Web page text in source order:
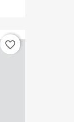
favorite_border